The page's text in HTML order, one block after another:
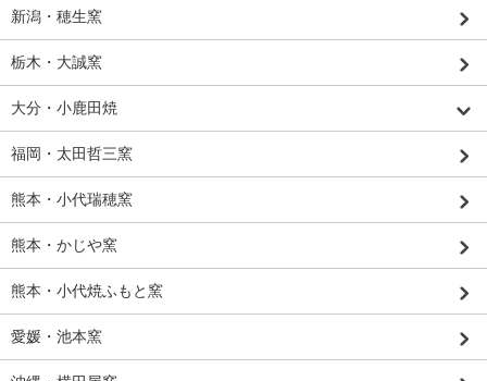
新潟・穂生窯
栃木・大誠窯
大分・小鹿田焼
福岡・太田哲三窯
熊本・小代瑞穂窯
熊本・かじや窯
熊本・小代焼ふもと窯
愛媛・池本窯